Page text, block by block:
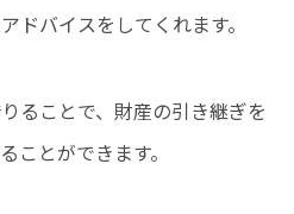
ドバイスをしてくれます。
ることで、財産の引き継ぎを
ことができます。